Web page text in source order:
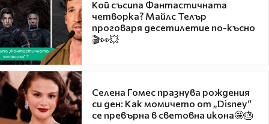
Кой съсипа Фантастичната
четворка? Майлс Телър
проговаря десетилетие по-късно
🎬👀💥
Селена Гомес празнува рождения
си ден: Как момичето от „Disney“
се превърна в световна икона🤩🎂